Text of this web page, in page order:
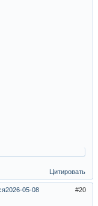
Цитировать
20
2026-05-08